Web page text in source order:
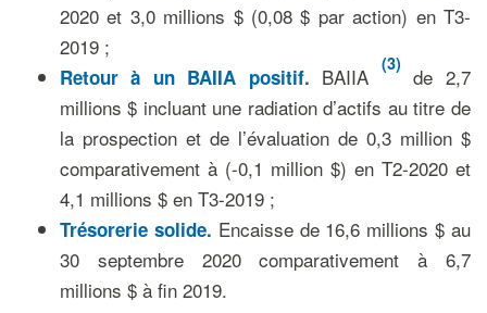
2020 et 3,0 millions $ (0,08 $ par action) en T3-
2019 ;
Retour à un BAIIA positif. BAIIA (3) de 2,7
millions $ incluant une radiation d’actifs au titre de
la prospection et de l’évaluation de 0,3 million $
comparativement à (-0,1 million $) en T2-2020 et
4,1 millions $ en T3-2019 ;
Trésorerie solide. Encaisse de 16,6 millions $ au
30 septembre 2020 comparativement à 6,7
millions $ à fin 2019.